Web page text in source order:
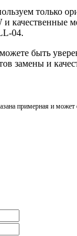
только
качественные
04.
быть
замены и
примерная и может